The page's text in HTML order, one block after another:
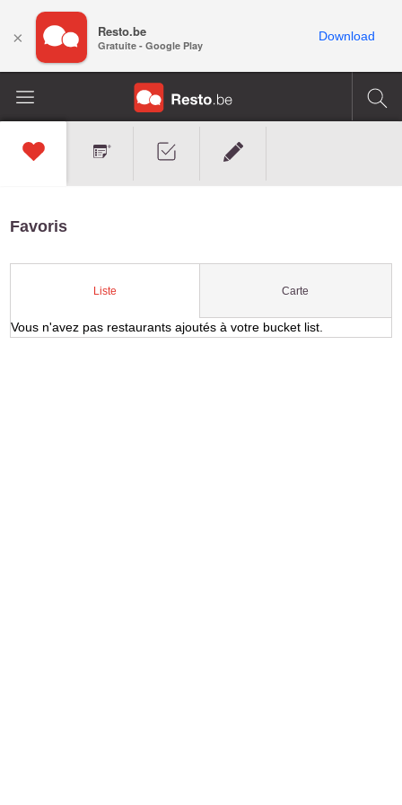
Favoris
Liste Carte
Vous n'avez pas restaurants ajoutés à votre bucket list.
× Resto.be
Gratuite - Google Play
Download